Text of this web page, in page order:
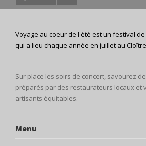
Voyage au coeur de l'été est un festival
qui a lieu chaque année en juillet au
Sur place les soirs de concert, savourez
préparés par des restaurateurs locaux et
artisants équitables.
Menu